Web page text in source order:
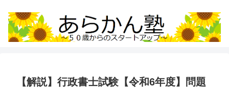
【解説】行政書士試験【令和6年度】問題